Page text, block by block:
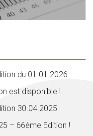
du 01.01.2026
est disponible !
30.04.2025
– 66ème Edition !